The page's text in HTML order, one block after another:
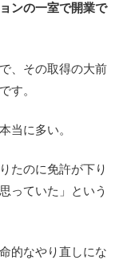
ンの一室で開業で
、その取得の大前
す。
当に多い。
たのに免許が下り
っていた」という
的なやり直しにな